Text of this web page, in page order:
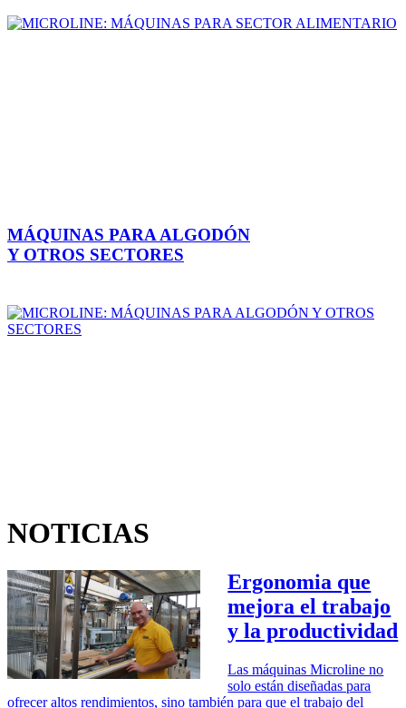
MÁQUINAS PARA ALGODÓN
Y OTROS SECTORES
NOTICIAS
Ergonomia que
mejora el trabajo
y la productividad
Las máquinas Microline no
solo están diseñadas para
ofrecer altos rendimientos, sino también para que el trabajo del